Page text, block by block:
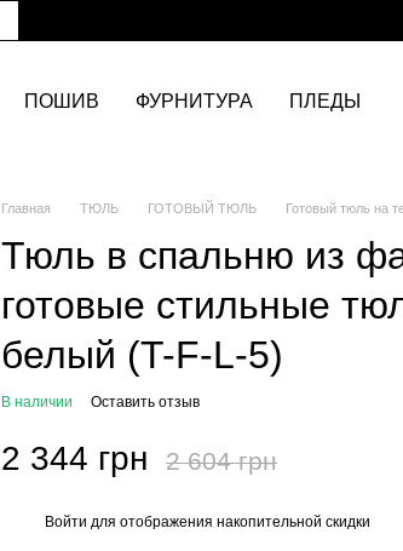
ПОШИВ ФУРНИТУРА ПЛЕДЫ
Главная ТЮЛЬ ГОТОВЫЙ ТЮЛЬ Готовый тюль на
Тюль в спальню из
готовые стильные
белый (T-F-L-5)
В наличии Оставить отзыв
2 344 грн 2 604 грн
Войти для отображения накопительной скидки